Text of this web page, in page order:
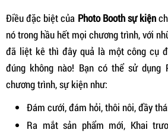
Điều đặc biệt của Photo Booth sự kiện
nó trong hầu hết mọi chương trình, với
đã liệt kê thì đây quả là một công cụ
đúng không nào! Bạn có thể sử dụng
chương trình, sự kiện như:
Đám cưới, đám hỏi, thôi nôi, đầy
Ra mắt sản phẩm mới, Khai